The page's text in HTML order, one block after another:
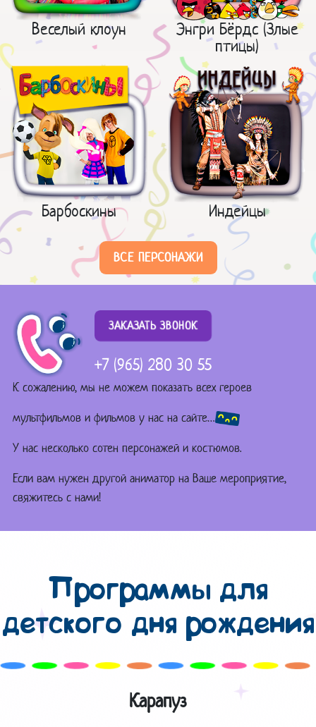
Веселый клоун
Энгри Бёрдс (Злые
птицы)
Барбоскины Индейцы
ВСЕ ПЕРСОНАЖИ
ЗАКАЗАТЬ ЗВОНОК
+7 (965) 280 30 55
К сожалению, мы не можем показать всех героев
мультфильмов и фильмов у нас на сайте…
У нас несколько сотен персонажей и костюмов.
Если вам нужен другой аниматор на Ваше мероприятие,
свяжитесь с нами!
Программы для
детского дня рождения
Карапуз